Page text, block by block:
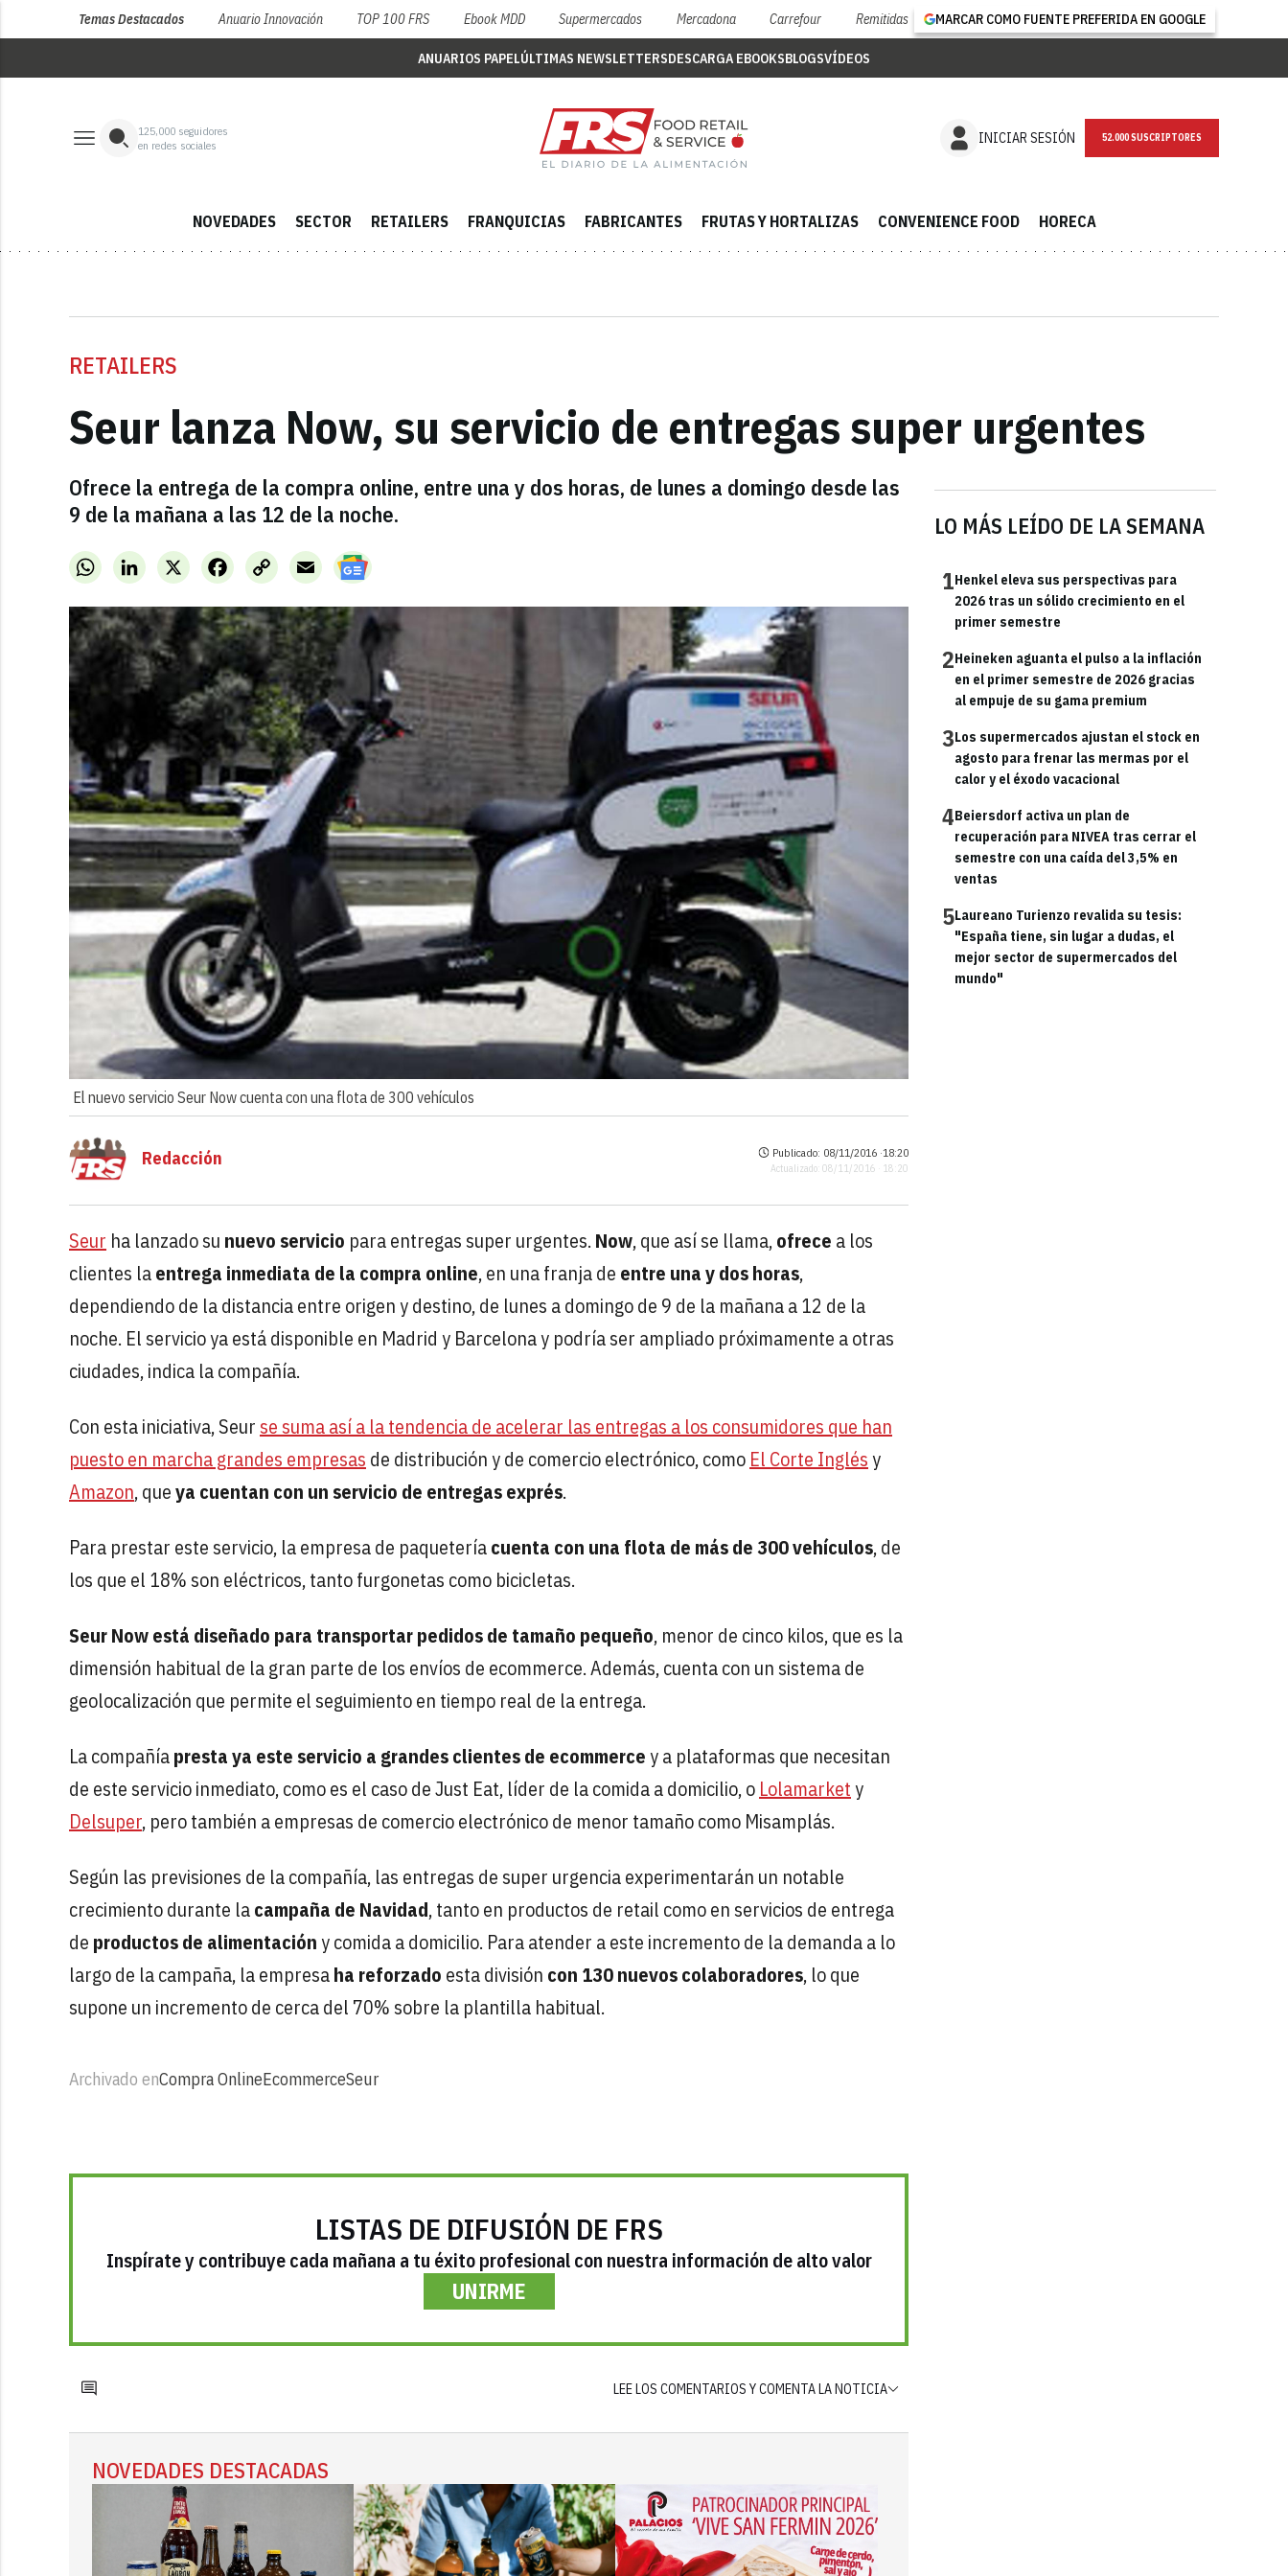
Temas Destacados Anuario Innovación TOP 100 FRS Ebook MDD Supermercados Mercadona Carrefour Remitidas MARCAR COMO FUENTE PREFERIDA EN GOOGLE
ANUARIOS PAPELÚLTIMAS NEWSLETTERSDESCARGA EBOOKSBLOGSVÍDEOS
125,000 seguidores
en redes sociales
INICIAR SESIÓN NEWSLETTER
NOVEDADES SECTOR RETAILERS FRANQUICIAS FABRICANTES FRUTAS Y HORTALIZAS CONVENIENCE FOOD HORECA
RETAILERS
Seur lanza Now, su servicio de entregas super urgentes
Ofrece la entrega de la compra online, entre una y dos horas, de lunes a domingo desde las
9 de la mañana a las 12 de la noche.
WhatsAppLinkedInX FacebookCopy
Link
Email
El nuevo servicio Seur Now cuenta con una flota de 300 vehículos
LO MÁS LEÍDO DE LA SEMANA
1Henkel eleva sus perspectivas para
2026 tras un sólido crecimiento en el
primer semestre
2Heineken aguanta el pulso a la inflación
en el primer semestre de 2026 gracias
al empuje de su gama premium
3Los supermercados ajustan el stock en
agosto para frenar las mermas por el
calor y el éxodo vacacional
4Beiersdorf activa un plan de
recuperación para NIVEA tras cerrar el
semestre con una caída del 3,5% en
ventas
5Laureano Turienzo revalida su tesis:
"España tiene, sin lugar a dudas, el
mejor sector de supermercados del
mundo"
Redacción Publicado: 08/11/2016 ·18:20
Actualizado: 08/11/2016 · 18:20
Seur ha lanzado su nuevo servicio para entregas super urgentes. Now, que así se llama,ofrece a los
clientes laentrega inmediata de la compra online, en una franja de entre una y dos horas,
dependiendo de la distancia entre origen y destino, de lunes a domingo de 9 de la mañana a 12 de la
noche. El servicio ya está disponible en Madrid y Barcelona y podría ser ampliado próximamente a otras
ciudades, indica la compañía.
Con esta iniciativa, Seur se suma así a la tendencia de acelerar las entregas a los consumidores que han
puesto en marcha grandes empresas de distribución y de comercio electrónico, como El Corte Inglésy
Amazon, queya cuentan con un servicio de entregas exprés.
Para prestar este servicio, la empresa de paqueteríacuenta con una flota de más de 300 vehículos, de
los que el 18% son eléctricos, tanto furgonetas como bicicletas.
Seur Now está diseñado para transportar pedidos de tamaño pequeño, menor de cinco kilos, que es la
dimensión habitual de la gran parte de los envíos de ecommerce. Además, cuenta con un sistema de
geolocalización que permite el seguimiento en tiempo real de la entrega.
La compañíapresta ya este servicio a grandes clientes de ecommercey a plataformas que necesitan
de este servicio inmediato, como es el caso de Just Eat, líder de la comida a domicilio, o Lolamarkety
Delsuper, pero también a empresas de comercio electrónico de menor tamaño como Misamplás.
Según las previsiones de la compañía, las entregas de super urgencia experimentarán un notable
crecimiento durante lacampaña de Navidad, tanto en productos de retail como en servicios de entrega
de productos de alimentacióny comida a domicilio. Para atender a este incremento de la demanda a lo
largo de la campaña, la empresaha reforzado esta división con 130 nuevos colaboradores, lo que
supone un incremento de cerca del 70% sobre la plantilla habitual.
Archivado enCompra OnlineEcommerceSeur
LISTAS DE DIFUSIÓN DE FRS
Inspírate y contribuye cada mañana a tu éxito profesional con nuestra información de alto valor
UNIRME
LEE LOS COMENTARIOS Y COMENTA LA NOTICIA
NOVEDADES DESTACADAS